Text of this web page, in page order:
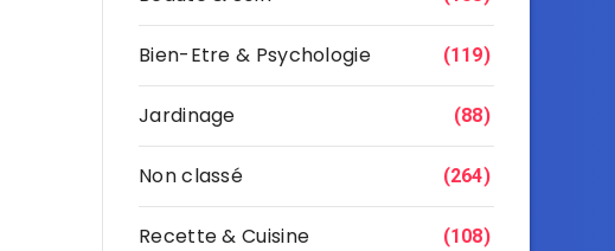
Bien-Etre & Psychologie (119)
Jardinage (88)
Non classé (264)
Recette & Cuisine (108)